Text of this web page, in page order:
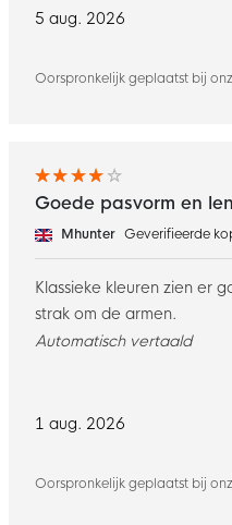
5 aug. 2026
Oorspronkelijk geplaatst bij
1 aug. 2026
Oorspronkelijk geplaatst bij
Goede pasvorm en
Mhunter Geverifieerde
Klassieke kleuren zien er
strak om de armen.
Automatisch vertaald